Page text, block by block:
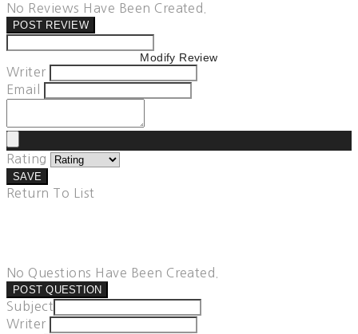
No Reviews Have Been Created.
POST REVIEW
Modify Review
Writer
Email
Rating
SAVE
Return To List
No Questions Have Been Created.
POST QUESTION
Subject
Writer